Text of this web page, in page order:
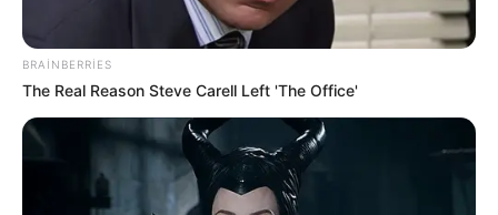
ağır
BRAINBERRIES
The Real Reason Steve Carell Left 'The Office'